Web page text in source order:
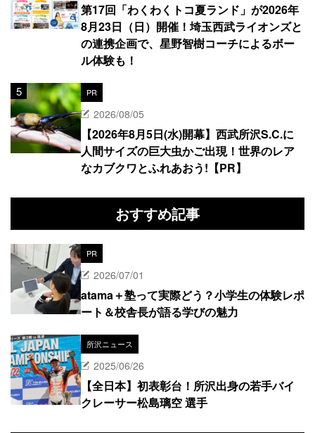
第17回「わくわくトコ夏ランド」が2026年
8月23日（日）開催！埼玉西武ライオンズと
の連携企画で、星野智樹コーチによるボー
ル体験も！
PR
2026/08/05
【2026年8月5日(水)開幕】西武所沢S.C.に
人間サイズの巨大虫かご出現！世界のレア
なカブクワとふれあおう!【PR】
おすすめ記事
PR
2026/07/01
atama＋塾って実際どう？小学生の体験レポ
ート＆校舎長が語る学びの魅力
所沢ニュース
2025/06/26
【全日本】初表彰台！所沢出身の若手バイ
クレーサー松島璃空 選手